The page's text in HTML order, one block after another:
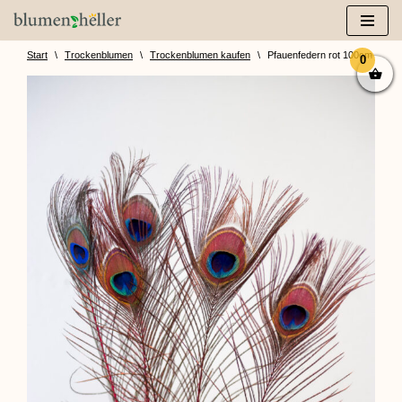
Zum
InhaltStart \ Trockenblumen \ Trockenblumen kaufen \ Pfauenfedern rot 100cm (1
0